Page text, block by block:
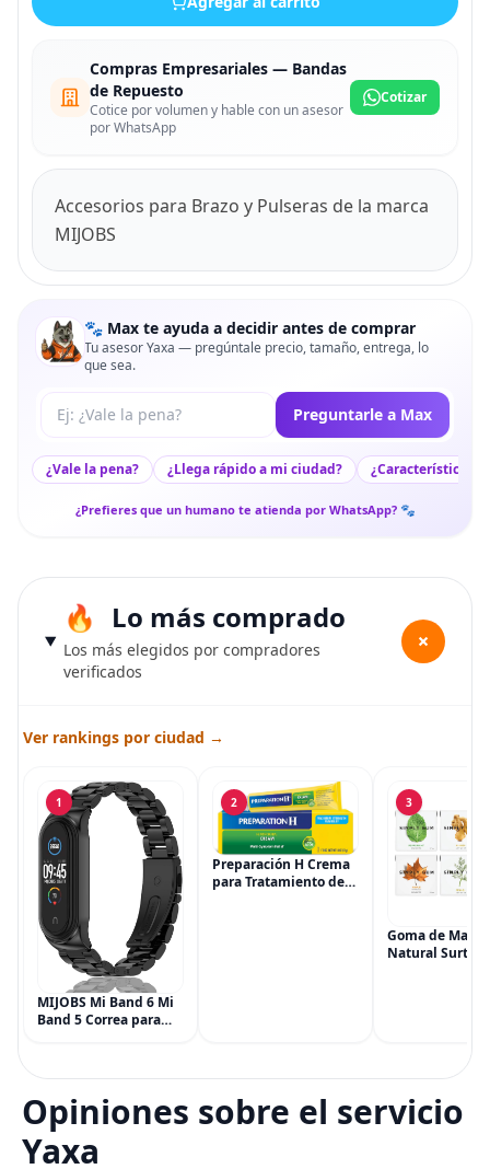
Compras Empresariales — Bandas
de Repuesto
Cotice por volumen y hable con un asesor
por WhatsApp
Cotizar
Accesorios para Brazo y Pulseras de la marca
MIJOBS
🐾 Max te ayuda a decidir antes de comprar
Tu asesor Yaxa — pregúntale precio, tamaño, entrega, lo
que sea.
Tu pregunta a Max Preguntarle a Max
¿Vale la pena? ¿Llega rápido a mi ciudad? ¿Características
¿Prefieres que un humano te atienda por WhatsApp? 🐾
Lo más comprado
Los más elegidos por compradores
verificados
+
Ver rankings por ciudad →
1
MIJOBS Mi Band 6 Mi
Band 5 Correa para
de metal para Mi
Smart Band 6
2
Preparación H Crema
para Tratamiento de
3
Goma de
Natural
Opiniones sobre el servicio
Yaxa